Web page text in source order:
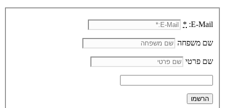
E-Mail:
*
שם משפחה
שם פרטי